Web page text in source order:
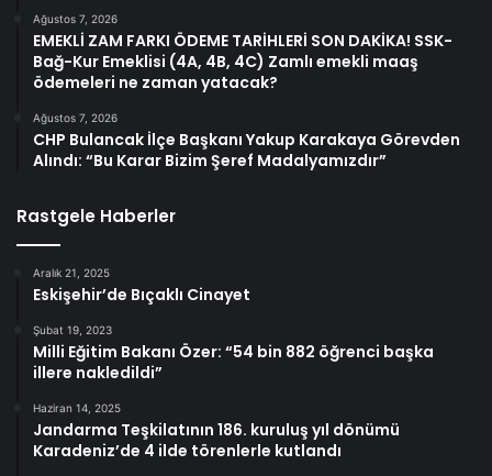
Ağustos 7, 2026
EMEKLİ ZAM FARKI ÖDEME TARİHLERİ SON DAKİKA! SSK-
Bağ-Kur Emeklisi (4A, 4B, 4C) Zamlı emekli maaş
ödemeleri ne zaman yatacak?
Ağustos 7, 2026
CHP Bulancak İlçe Başkanı Yakup Karakaya Görevden
Alındı: “Bu Karar Bizim Şeref Madalyamızdır”
Rastgele Haberler
Aralık 21, 2025
Eskişehir’de Bıçaklı Cinayet
Şubat 19, 2023
Milli Eğitim Bakanı Özer: “54 bin 882 öğrenci başka
illere nakledildi”
Haziran 14, 2025
Jandarma Teşkilatının 186. kuruluş yıl dönümü
Karadeniz’de 4 ilde törenlerle kutlandı